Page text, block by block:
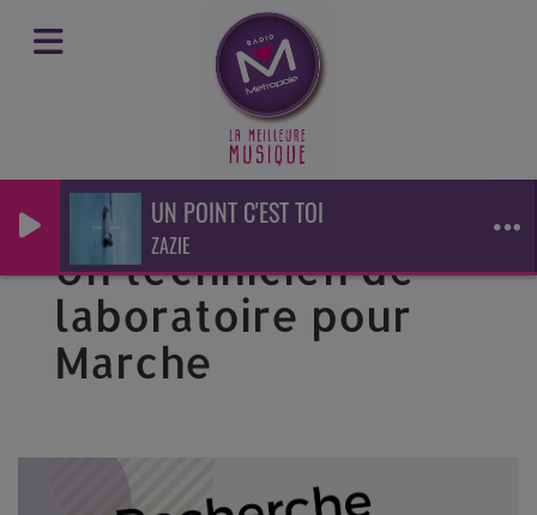
UN POINT C'EST TOI
ZAZIE
Un technicien de
laboratoire pour
Marche